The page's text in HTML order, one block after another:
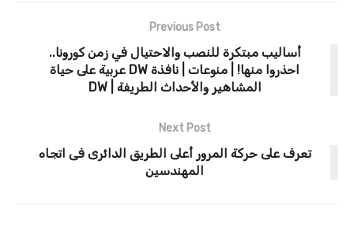
Previous Post
أساليب مبتكرة للنصب والاحتيال في زمن كورونا..
احذروا منها! | منوعات | نافذة DW عربية على حياة
المشاهير والأحداث الطريفة | DW
Next Post
تعرف على حركة المرور أعلى الطريق الدائرى فى اتجاه
المهندسين